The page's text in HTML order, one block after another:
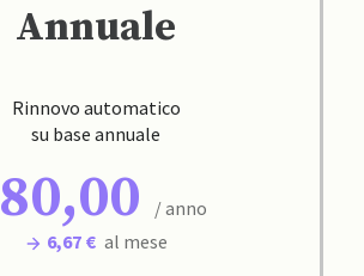
Annuale
Rinnovo automatico
su base annuale
80,00
/ anno
6,67 € al mese